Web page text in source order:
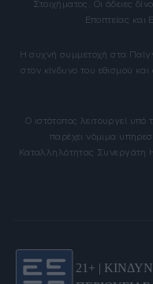
Στοιχήματος. Οι άδειες
Εποπτείας
Η συχνή συμμετοχή στα
στον κίνδυνο του εθισμού
Ο ιστότοπος λειτουργεί υπό
παρέχει νόμιμα
Καταλληλότητας Συνεργάτη
21+ |